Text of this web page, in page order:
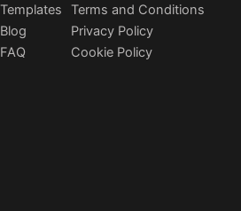
Templates
Blog
FAQ
Terms and Conditions
Privacy Policy
Cookie Policy